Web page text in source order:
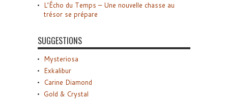
L’Écho du Temps – Une nouvelle chasse au
trésor se prépare
SUGGESTIONS
Mysteriosa
Exkalibur
Carine Diamond
Gold & Crystal